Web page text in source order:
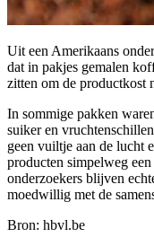
Uit een Amerikaans
dat in pakjes gemalen
zitten om de productkost
In sommige pakken
suiker en
geen vuiltje aan de lucht
producten simpelweg
onderzoekers blijven
moedwillig met de
Bron: hbvl.be